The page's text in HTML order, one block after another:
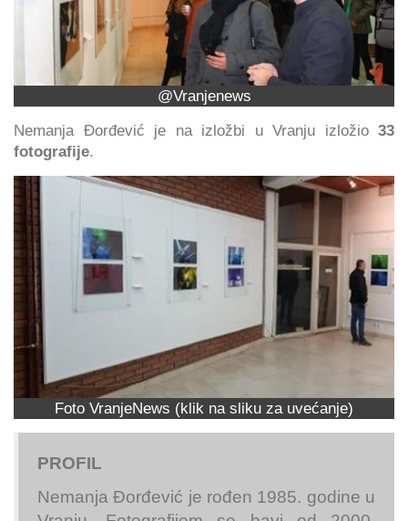
@Vranjenews
Nemanja Đorđević je na izložbi u Vranju izložio 33
fotografije.
Foto VranjeNews (klik na sliku za uvećanje)
PROFIL
Nemanja Đorđević je rođen 1985. godine u